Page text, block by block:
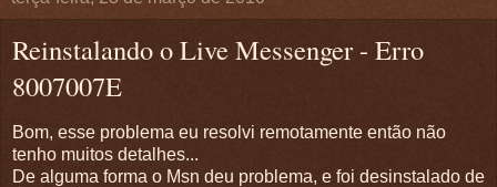
Reinstalando o Live Messenger - Erro
8007007E
Bom, esse problema eu resolvi remotamente então não
tenho muitos detalhes...
De alguma forma o Msn deu problema, e foi desinstalado de